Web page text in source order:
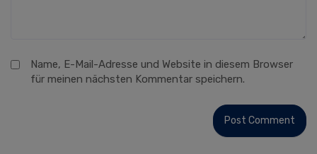
Name, E-Mail-Adresse und Website in diesem Browser
für meinen nächsten Kommentar speichern.